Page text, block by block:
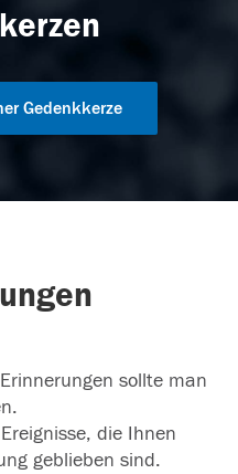
Gedenkkerze
sollte man
die Ihnen
geblieben sind.